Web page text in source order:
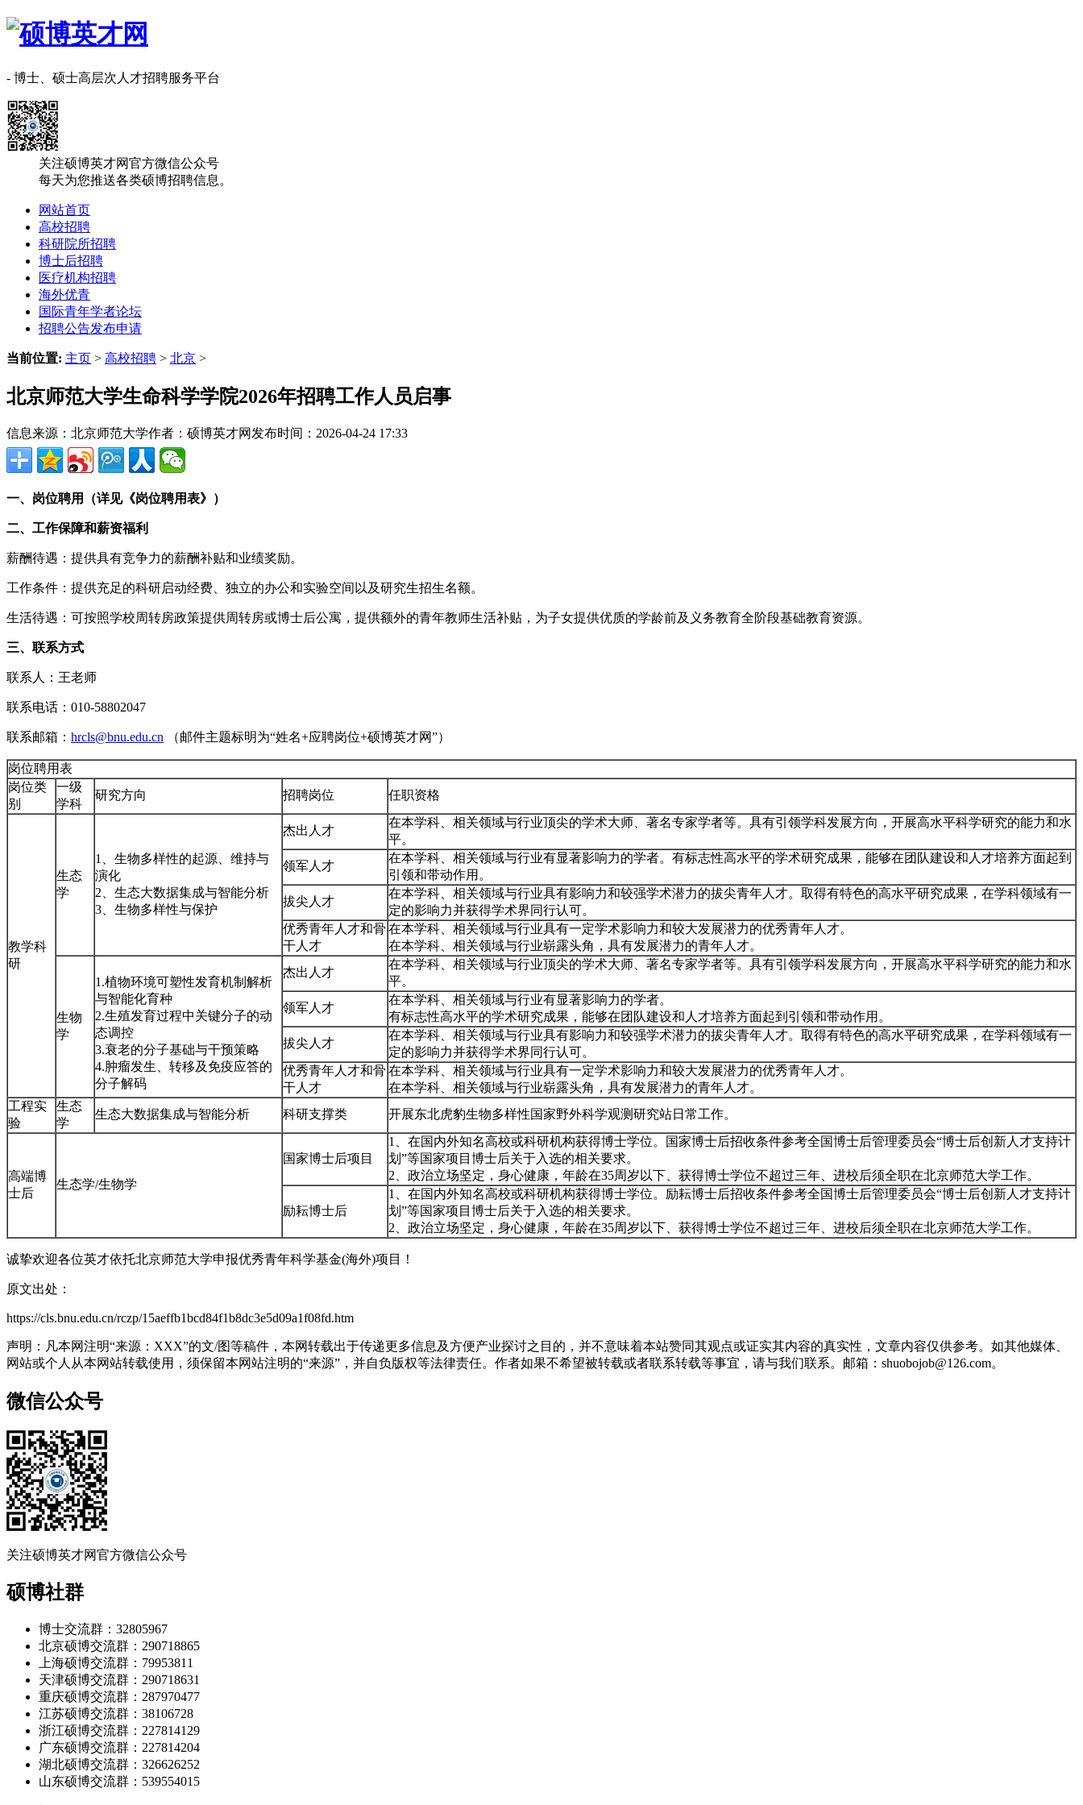
- 博士、硕士高层次人才招聘服务平台
关注硕博英才网官方微信公众号
每天为您推送各类硕博招聘信息。
网站首页
高校招聘
科研院所招聘
博士后招聘
医疗机构招聘
海外优青
国际青年学者论坛
招聘公告发布申请
当前位置: 主页 > 高校招聘 > 北京 >
北京师范大学生命科学学院2026年招聘工作人员启事
信息来源：北京师范大学作者：硕博英才网 发布时间：2026-04-24 17:33
一、岗位聘用（详见《岗位聘用表》）
二、工作保障和薪资福利
薪酬待遇：提供具有竞争力的薪酬补贴和业绩奖励。
工作条件：提供充足的科研启动经费、独立的办公和实验空间以及研究生招生名额。
生活待遇：可按照学校周转房政策提供周转房或博士后公寓，提供额外的青年教师生活补贴，为子女提供优质的学龄前及义务教育全阶段基础教育资源。
三、联系方式
联系人：王老师
联系电话：010-58802047
联系邮箱： hrcls@bnu.edu.cn （邮件主题标明为“姓名+应聘岗位+硕博英才网”）
岗位聘用表
岗位类
别
一级
学科
研究方向 招聘岗位 任职资格
教学科
研
生态
学
1、生物多样性的起源、维持与
演化
2、生态大数据集成与智能分析
3、生物多样性与保护
杰出人才
在本学科、相关领域与行业顶尖的学术大师、著名专家学者等。具有引领学科发展方向，开展高水平科学研究的能力和水
平。
领军人才
在本学科、相关领域与行业有显著影响力的学者。有标志性高水平的学术研究成果，能够在团队建设和人才培养方面起到
引领和带动作用。
拔尖人才
在本学科、相关领域与行业具有影响力和较强学术潜力的拔尖青年人才。取得有特色的高水平研究成果，在学科领域有一
定的影响力并获得学术界同行认可。
优秀青年人才和骨
干人才
在本学科、相关领域与行业具有一定学术影响力和较大发展潜力的优秀青年人才。
在本学科、相关领域与行业崭露头角，具有发展潜力的青年人才。
生物
学
1.植物环境可塑性发育机制解析
与智能化育种
2.生殖发育过程中关键分子的动
态调控
3.衰老的分子基础与干预策略
4.肿瘤发生、转移及免疫应答的
分子解码
杰出人才
在本学科、相关领域与行业顶尖的学术大师、著名专家学者等。具有引领学科发展方向，开展高水平科学研究的能力和水
平。
领军人才
在本学科、相关领域与行业有显著影响力的学者。
有标志性高水平的学术研究成果，能够在团队建设和人才培养方面起到引领和带动作用。
拔尖人才
在本学科、相关领域与行业具有影响力和较强学术潜力的拔尖青年人才。取得有特色的高水平研究成果，在学科领域有一
定的影响力并获得学术界同行认可。
优秀青年人才和骨
干人才
在本学科、相关领域与行业具有一定学术影响力和较大发展潜力的优秀青年人才。
在本学科、相关领域与行业崭露头角，具有发展潜力的青年人才。
工程实
验
生态
学
生态大数据集成与智能分析 科研支撑类 开展东北虎豹生物多样性国家野外科学观测研究站日常工作。
高端博
士后
生态学/生物学
国家博士后项目
1、在国内外知名高校或科研机构获得博士学位。国家博士后招收条件参考全国博士后管理委员会“博士后创新人才支持计
划”等国家项目博士后关于入选的相关要求。
2、政治立场坚定，身心健康，年龄在35周岁以下、获得博士学位不超过三年、进校后须全职在北京师范大学工作。
励耘博士后
1、在国内外知名高校或科研机构获得博士学位。励耘博士后招收条件参考全国博士后管理委员会“博士后创新人才支持计
划”等国家项目博士后关于入选的相关要求。
2、政治立场坚定，身心健康，年龄在35周岁以下、获得博士学位不超过三年、进校后须全职在北京师范大学工作。
诚挚欢迎各位英才依托北京师范大学申报优秀青年科学基金(海外)项目！
原文出处：
https://cls.bnu.edu.cn/rczp/15aeffb1bcd84f1b8dc3e5d09a1f08fd.htm
声明：凡本网注明“来源：XXX”的文/图等稿件，本网转载出于传递更多信息及方便产业探讨之目的，并不意味着本站赞同其观点或证实其内容的真实性，文章内容仅供参考。如其他媒体、
网站或个人从本网站转载使用，须保留本网站注明的“来源”，并自负版权等法律责任。作者如果不希望被转载或者联系转载等事宜，请与我们联系。邮箱：shuobojob@126.com。
微信公众号
关注硕博英才网官方微信公众号
硕博社群
博士交流群：32805967
北京硕博交流群：290718865
上海硕博交流群：79953811
天津硕博交流群：290718631
重庆硕博交流群：287970477
江苏硕博交流群：38106728
浙江硕博交流群：227814129
广东硕博交流群：227814204
湖北硕博交流群：326626252
山东硕博交流群：539554015